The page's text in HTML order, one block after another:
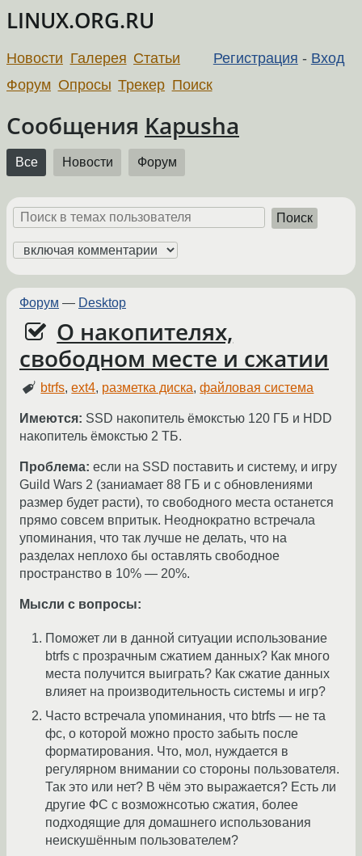
LINUX.ORG.RU
Регистрация - Вход
Новости Галерея Статьи
Форум Опросы Трекер Поиск
Сообщения Kapusha
Все Новости Форум
Поиск
Форум — Desktop
О накопителях,
свободном месте и сжатии
btrfs,ext4, разметка диска,файловая система
Имеются: SSD накопитель ёмокстью 120 ГБ и HDD
накопитель ёмокстью 2 ТБ.
Проблема: если на SSD поставить и систему, и игру
Guild Wars 2 (заниамает 88 ГБ и с обновлениями
размер будет расти), то свободного места останется
прямо совсем впритык. Неоднократно встречала
упоминания, что так лучше не делать, что на
разделах неплохо бы оставлять свободное
пространство в 10% — 20%.
Мысли с вопросы:
Поможет ли в данной ситуации использование
btrfs с прозрачным сжатием данных? Как много
места получится выиграть? Как сжатие данных
влияет на производительность системы и игр?
Часто встречала упоминания, что btrfs — не та
фс, о которой можно просто забыть после
форматирования. Что, мол, нуждается в
регулярном внимании со стороны пользователя.
Так это или нет? В чём это выражается? Есть ли
другие ФС с возможнсотью сжатия, более
подходящие для домашнего использования
неискушённым пользователем?